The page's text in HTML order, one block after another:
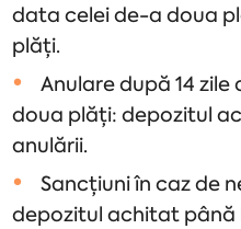
data celei de-a doua
plăți.
Anulare după 14
doua plăți: depozitul
anulării.
Sancțiuni în caz de
depozitul achitat până